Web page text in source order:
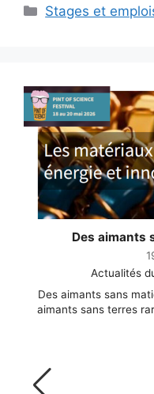
Stages et
Des aimants
Actualités
Des aimants sans
aimants sans terres
extraits en Chine, sont
soit un vrai casse-tête
festival Pint of Science,